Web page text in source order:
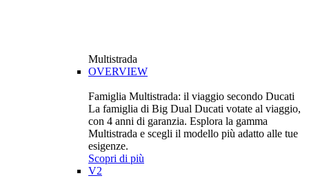
Multistrada
OVERVIEW
Famiglia Multistrada: il viaggio secondo Ducati
La famiglia di Big Dual Ducati votate al viaggio,
con 4 anni di garanzia. Esplora la gamma
Multistrada e scegli il modello più adatto alle tue
esigenze.
Scopri di più
V2